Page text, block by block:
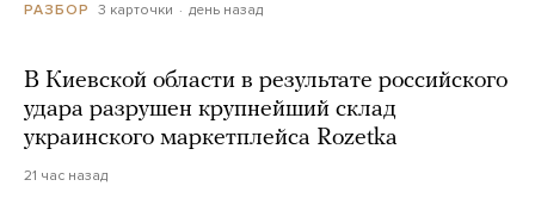
РАЗБОР 3 карточки день назад
В Киевской области в результате российского
удара разрушен крупнейший склад
украинского маркетплейса Rozetka
21 час назад